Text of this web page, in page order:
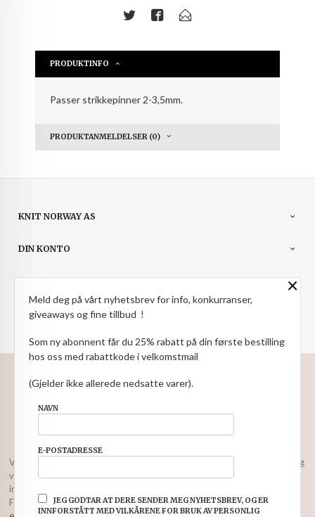
PRODUKTINFO
Passer strikkepinner 2-3,5mm.
PRODUKTANMELDELSER (0)
KNIT NORWAY AS
DIN KONTO
NYHETSBREV
PARTNERE
Valuta
FRAKT
Vår nettbutikk bruker cookies slik at du får en bedre kjøpsopplevelse og
vi kan yte deg bedre service. Vi bruker cookies hovedsaklig til å lagre
innloggingsdetaljer og huske hva du har puttet i handlekurven din.
Fortsett å bruke siden som normalt om du godtar dette.Les mer
×
Meld deg på vårt nyhetsbrev for info, konkurranser,
giveaways og fine tillbud !
Som ny abonnent får du 25% rabatt på din første bestilling
hos oss med rabattkode i velkomstmail
(Gjelder ikke allerede nedsatte varer).
NAVN
E-POSTADRESSE
JEG GODTAR AT DERE SENDER MEG NYHETSBREV, OG ER
INNFORSTÅTT MED VILKÅRENE FOR BRUK AV PERSONLIG